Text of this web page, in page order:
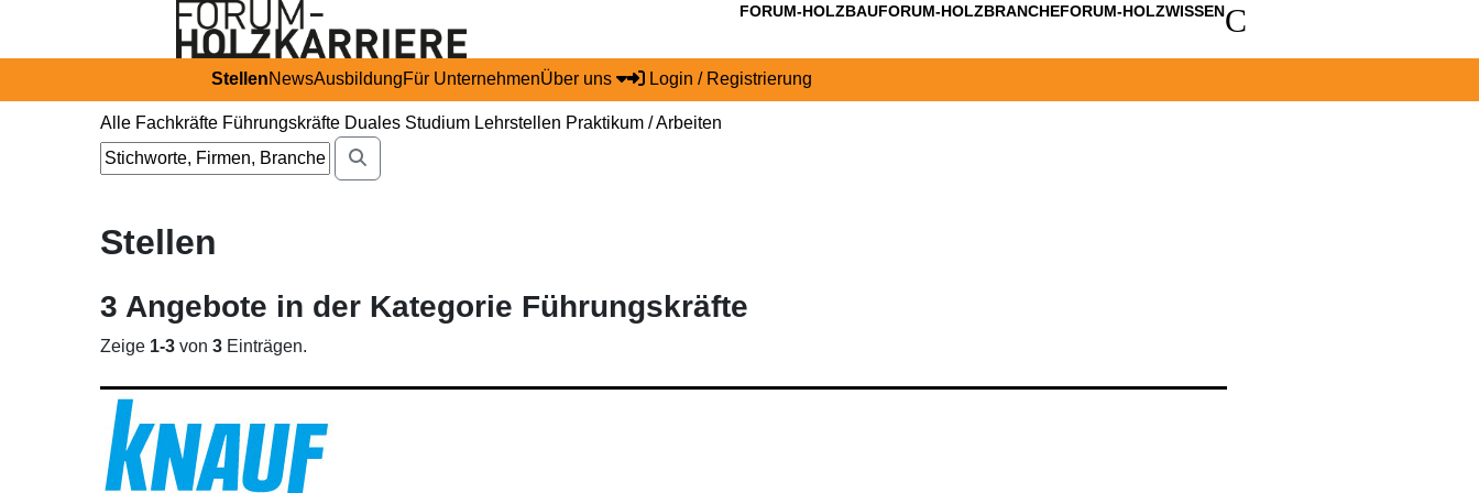
FORUM-HOLZBAUFORUM-HOLZBRANCHEFORUM-HOLZWISSENC
StellenNewsAusbildungFür UnternehmenÜber uns Login / Registrierung
Alle Fachkräfte Führungskräfte Duales Studium Lehrstellen Praktikum / Arbeiten
Stellen
3 Angebote in der Kategorie Führungskräfte
Zeige 1-3von 3Einträgen.